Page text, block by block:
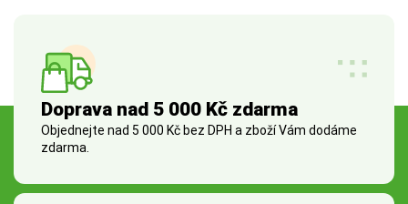
Doprava nad 5 000 Kč zdarma
Objednejte nad 5 000 Kč bez DPH a zboží Vám dodáme
zdarma.